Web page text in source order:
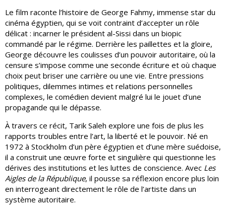
Le film raconte l’histoire de George Fahmy, immense star du
cinéma égyptien, qui se voit contraint d’accepter un rôle
délicat : incarner le président al-Sissi dans un biopic
commandé par le régime. Derrière les paillettes et la gloire,
George découvre les coulisses d’un pouvoir autoritaire, où la
censure s’impose comme une seconde écriture et où chaque
choix peut briser une carrière ou une vie. Entre pressions
politiques, dilemmes intimes et relations personnelles
complexes, le comédien devient malgré lui le jouet d’une
propagande qui le dépasse.
À travers ce récit, Tarik Saleh explore une fois de plus les
rapports troubles entre l’art, la liberté et le pouvoir. Né en
1972 à Stockholm d’un père égyptien et d’une mère suédoise,
il a construit une œuvre forte et singulière qui questionne les
dérives des institutions et les luttes de conscience. Avec Les
Aigles de la République, il pousse sa réflexion encore plus loin
en interrogeant directement le rôle de l’artiste dans un
système autoritaire.